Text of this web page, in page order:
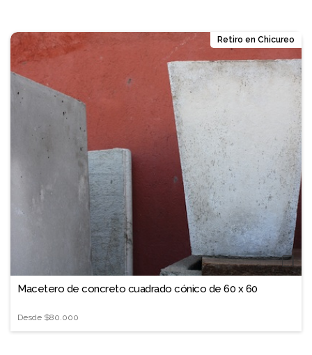
Retiro en Chicureo
❐
Macetero de concreto cuadrado cónico de 60 x 60
Desde $80.000